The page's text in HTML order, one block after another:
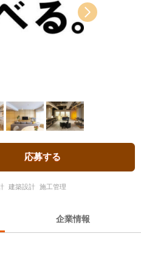
応募する
建築設計 施工管理
企業情報